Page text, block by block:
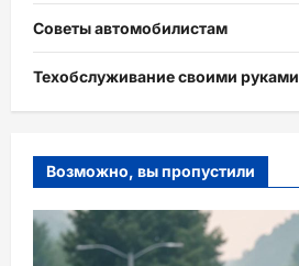
Советы автомобилистам
Техобслуживание своими руками
Возможно, вы пропустили